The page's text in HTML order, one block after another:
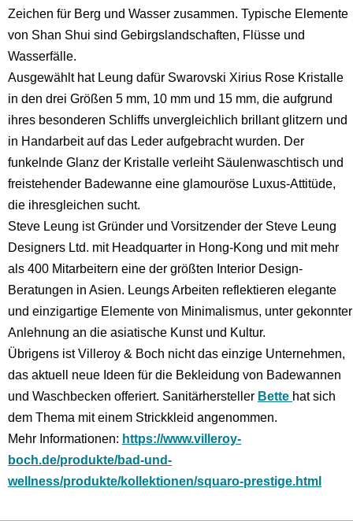
Zeichen für Berg und Wasser zusammen. Typische Elemente
von Shan Shui sind Gebirgslandschaften, Flüsse und
Wasserfälle.
Ausgewählt hat Leung dafür Swarovski Xirius Rose Kristalle
in den drei Größen 5 mm, 10 mm und 15 mm, die aufgrund
ihres besonderen Schliffs unvergleichlich brillant glitzern und
in Handarbeit auf das Leder aufgebracht wurden. Der
funkelnde Glanz der Kristalle verleiht Säulenwaschtisch und
freistehender Badewanne eine glamouröse Luxus-Attitüde,
die ihresgleichen sucht.
Steve Leung ist Gründer und Vorsitzender der Steve Leung
Designers Ltd. mit Headquarter in Hong-Kong und mit mehr
als 400 Mitarbeitern eine der größten Interior Design-
Beratungen in Asien. Leungs Arbeiten reflektieren elegante
und einzigartige Elemente von Minimalismus, unter gekonnter
Anlehnung an die asiatische Kunst und Kultur.
Übrigens ist Villeroy & Boch nicht das einzige Unternehmen,
das aktuell neue Ideen für die Bekleidung von Badewannen
und Waschbecken offeriert. Sanitärhersteller Bette hat sich
dem Thema mit einem Strickkleid angenommen.
Mehr Informationen: https://www.villeroy-
boch.de/produkte/bad-und-
wellness/produkte/kollektionen/squaro-prestige.html